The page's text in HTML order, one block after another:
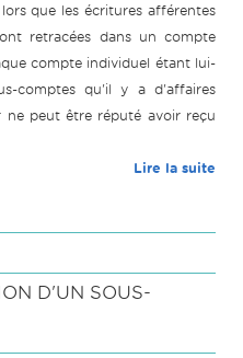
lors que les écritures afférentes
retracées dans un compte
compte individuel étant lui-
comptes qu'il y a d'affaires
ne peut être réputé avoir reçu
Lire la suite
D'UN SOUS-